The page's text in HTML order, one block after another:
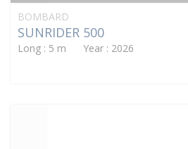
BOMBARD
SUNRIDER 500
Long : 5 m Year : 2026